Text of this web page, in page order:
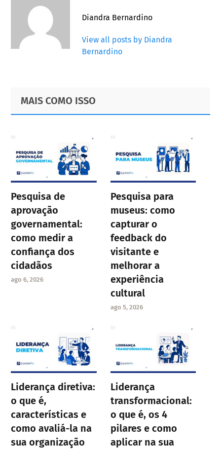
Diandra Bernardino
View all posts by Diandra
Bernardino
Primary
Sidebar
Footer
MAIS COMO ISSO
Pesquisa de
aprovação
governamental:
como medir a
confiança dos
cidadãos
ago 6, 2026
Pesquisa para
museus: como
capturar o
feedback do
visitante e
melhorar a
experiência
cultural
ago 5, 2026
Liderança diretiva:
o que é,
características e
como avaliá-la na
sua organização
Liderança
transformacional:
o que é, os 4
pilares e como
aplicar na sua